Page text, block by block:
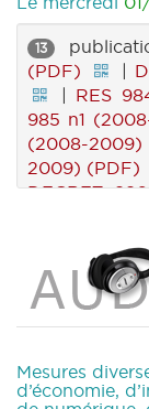
13
(PDF)
|
| RES
985 n1
(2008-
2009) (PDF)
DECRET
2009) (PDF)
(PDF)
|
|
Mesures
d’économie,